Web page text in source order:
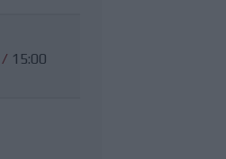
/ 15:00